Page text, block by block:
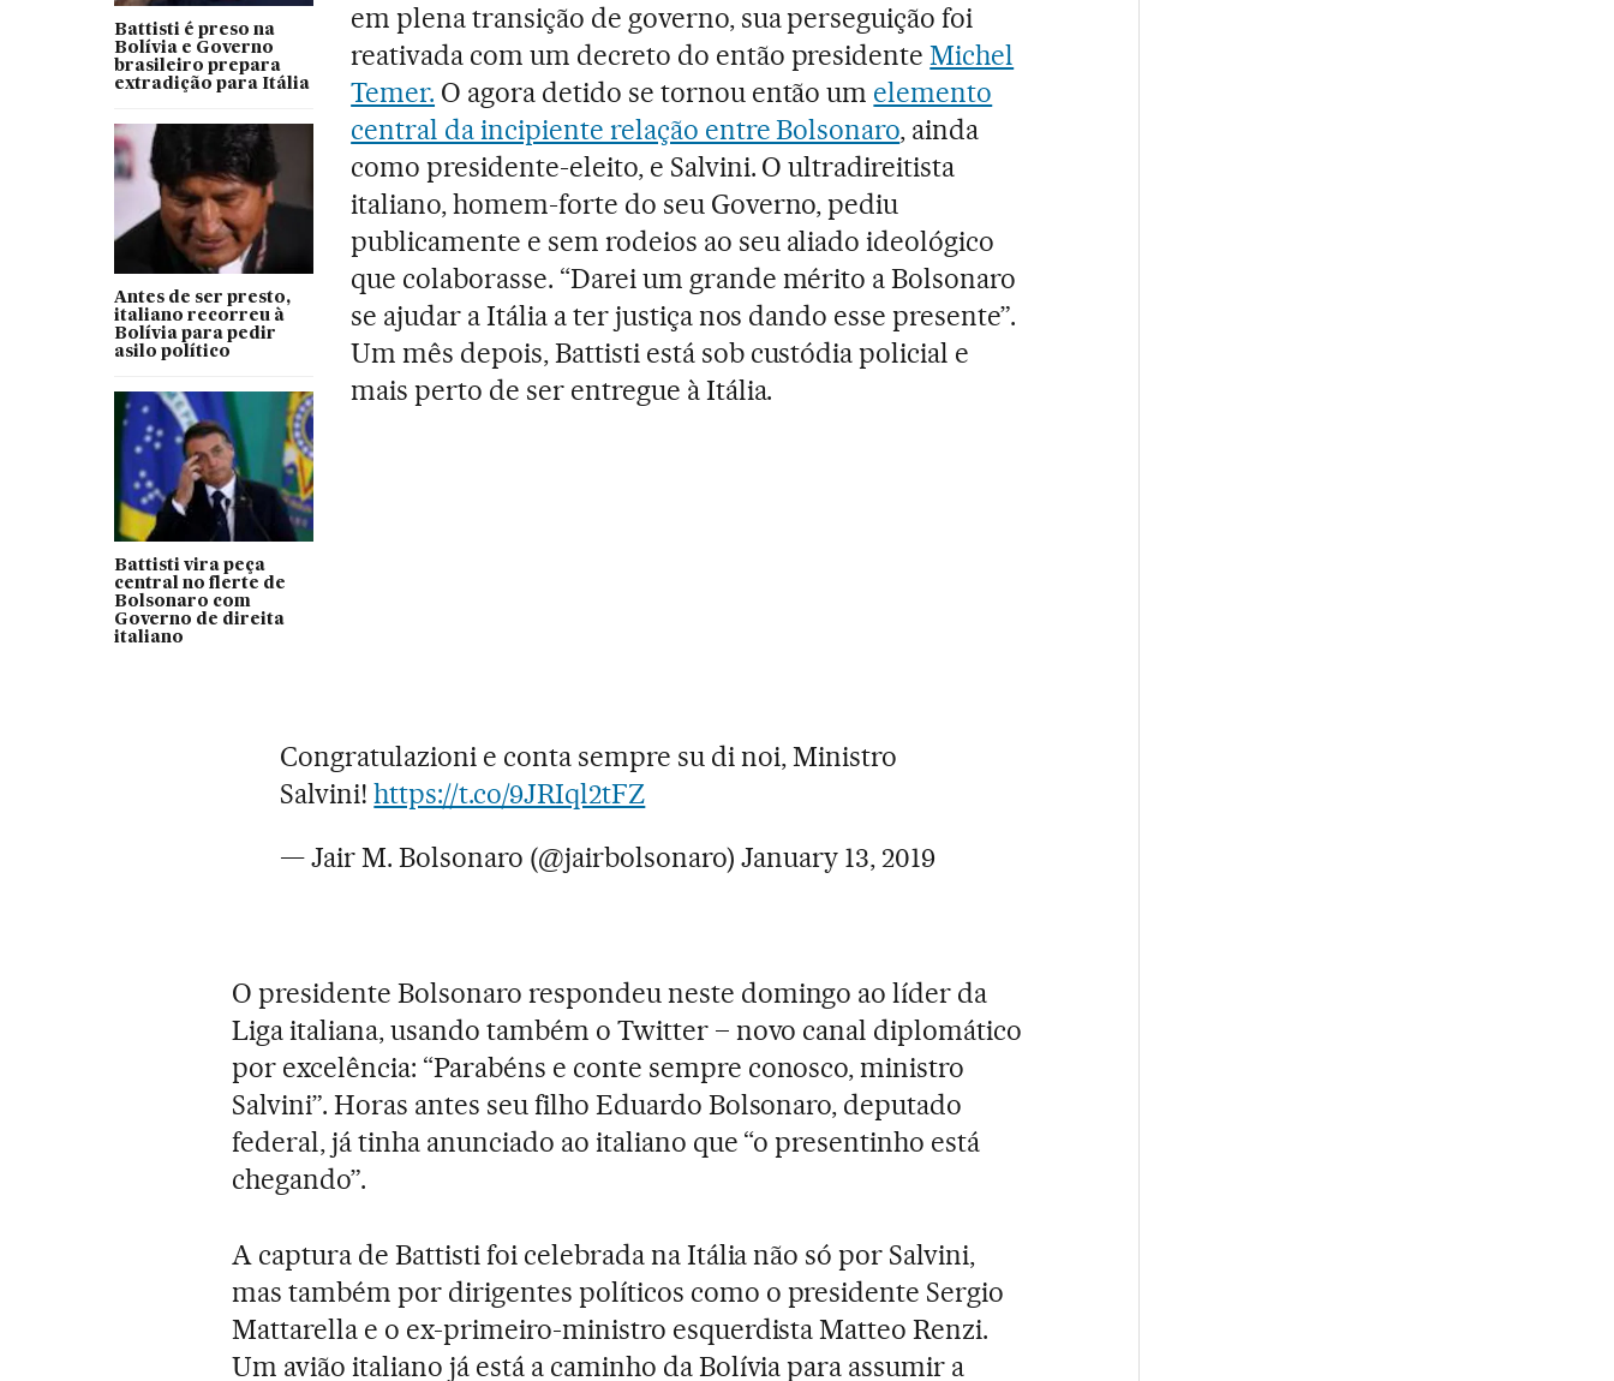
Battisti é preso na
Bolívia e Governo
brasileiro prepara
extradição para Itália
Antes de ser presto,
italiano recorreu à
Bolívia para pedir
asilo político
Battisti vira peça
central no flerte de
Bolsonaro com
Governo de direita
italiano
em plena transição de governo, sua perseguição foi
reativada com um decreto do então presidenteMichel
Temer. O agora detido se tornou então um elemento
central da incipiente relação entre Bolsonaro, ainda
como presidente-eleito, e Salvini. O ultradireitista
italiano, homem-forte do seu Governo, pediu
publicamente e sem rodeios ao seu aliado ideológico
que colaborasse. “Darei um grande mérito a Bolsonaro
se ajudar a Itália a ter justiça nos dando esse presente”.
Um mês depois, Battisti está sob custódia policial e
mais perto de ser entregue à Itália.
Congratulazioni e conta sempre su di noi, Ministro
Salvini!https://t.co/9JRIql2tFZ
— Jair M. Bolsonaro (@jairbolsonaro)January 13, 2019
O presidente Bolsonaro respondeu neste domingo ao líder da
Liga italiana, usando também o Twitter – novo canal diplomático
por excelência: “Parabéns e conte sempre conosco, ministro
Salvini”. Horas antes seu filho Eduardo Bolsonaro, deputado
federal, já tinha anunciado ao italiano que “o presentinho está
chegando”.
A captura de Battisti foi celebrada na Itália não só por Salvini,
mas também por dirigentes políticos como o presidente Sergio
Mattarella e o ex-primeiro-ministro esquerdista Matteo Renzi.
Um avião italiano já está a caminho da Bolívia para assumir a